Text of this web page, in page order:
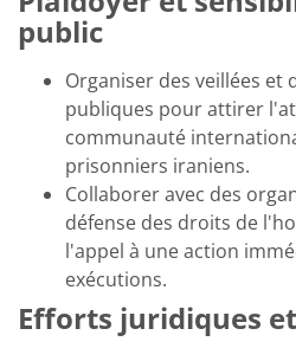
public
Organiser des veillées et
publiques pour attirer
communauté
prisonniers iraniens.
Collaborer avec des
défense des droits de
l'appel à une action
exécutions.
Efforts juridiques